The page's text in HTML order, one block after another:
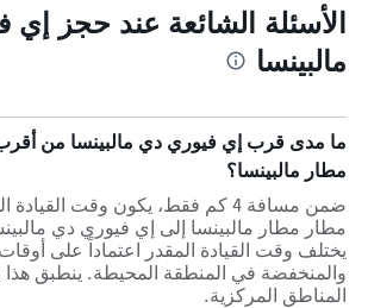
الأسئلة الشائعة عند حجز
مالبينسا
ما مدى قرب إي فيوري دي مالبينسا من
مطار مالبينسا؟
ضمن مسافة 4 كم فقط، يكون وقت
يختلف وقت القيادة المقدر اعتماداً على
والمنخفضة في المنطقة المحيطة. ينطبق
المناطق المركزية.